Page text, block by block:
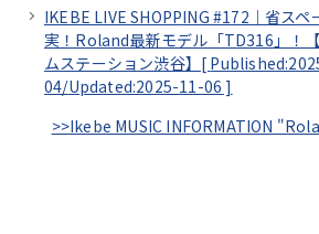
IKEBE LIVE SHOPPING #172｜省ス
実！Roland最新モデル「TD316」！
ムステーション渋谷】[
04/Updated:2025-11-06 ]
>>Ikebe MUSIC INFORMATION